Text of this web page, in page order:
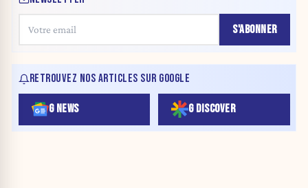
S'ABONNER
RETROUVEZ NOS ARTICLES SUR GOOGLE
G NEWS G DISCOVER